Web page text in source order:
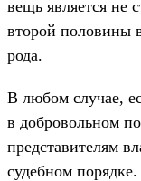
вещь является не
второй половины
рода.
В любом случае,
в добровольном
представителям
судебном порядке.